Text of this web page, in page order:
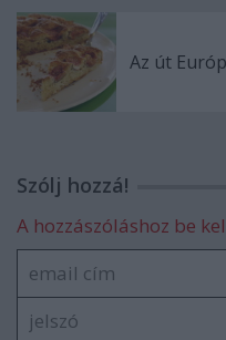
Az út
Szólj hozzá!
A hozzászóláshoz be